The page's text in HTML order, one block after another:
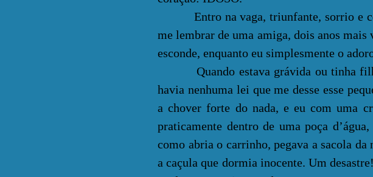
Entro na vaga, triunfante, sorrio e
me lembrar de uma amiga, dois anos
esconde, enquanto eu simplesmente o
Quando estava grávida ou tinha
havia nenhuma lei que me desse esse
a chover forte do nada, e eu com uma
praticamente dentro de uma poça
como abria o carrinho, pegava a sacola
a caçula que dormia inocente. Um